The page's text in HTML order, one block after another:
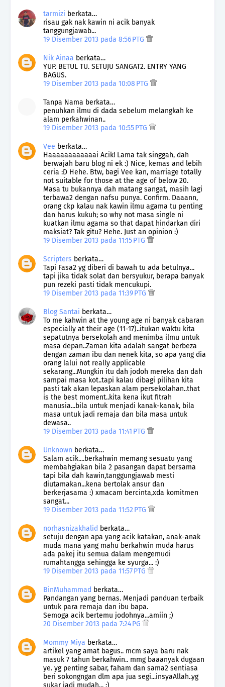
tarmizi berkata…
risau gak nak kawin ni acik banyak
tanggungjawab...
19 Disember 2013 pada 8:56 PTG
Nik Ainaa berkata…
YUP. BETUL TU. SETUJU SANGAT2. ENTRY YANG
BAGUS.
19 Disember 2013 pada 10:08 PTG
Tanpa Nama berkata…
penuhkan ilmu di dada sebelum melangkah ke
alam perkahwinan..
19 Disember 2013 pada 10:55 PTG
Vee berkata…
Haaaaaaaaaaaai Acik! Lama tak singgah, dah
berwajah baru blog ni ek :) Nice, kemas and lebih
ceria :D Hehe. Btw, bagi Vee kan, marriage totally
not suitable for those at the age of below 20.
Masa tu bukannya dah matang sangat, masih lagi
terbawa2 dengan nafsu punya. Confirm. Daaann,
orang ckp kalau nak kawin ilmu agama tu penting
dan harus kukuh; so why not masa single ni
kuatkan ilmu agama so that dapat hindarkan diri
maksiat? Tak gitu? Hehe. Just an opinion :)
19 Disember 2013 pada 11:15 PTG
Scripters berkata…
Tapi Fasa2 yg diberi di bawah tu ada betulnya...
tapi jika tidak solat dan bersyukur, berapa banyak
pun rezeki pasti tidak mencukupi.
19 Disember 2013 pada 11:39 PTG
Blog Santai berkata…
To me kahwin at the young age ni banyak cabaran
especially at their age (11-17)..itukan waktu kita
sepatutnya bersekolah and menimba ilmu untuk
masa depan..Zaman kita adalah sangat berbeza
dengan zaman ibu dan nenek kita, so apa yang dia
orang lalui not really applicable
sekarang...Mungkin itu dah jodoh mereka dan dah
sampai masa kot..tapi kalau dibagi pilihan kita
pasti tak akan lepaskan alam persekolahan..that
is the best moment..kita kena ikut fitrah
manusia...bila untuk menjadi kanak-kanak, bila
masa untuk jadi remaja dan bila masa untuk
dewasa..
19 Disember 2013 pada 11:41 PTG
Unknown berkata…
Salam acik....berkahwin memang sesuatu yang
membahgiakan bila 2 pasangan dapat bersama
tapi bila dah kawin,tanggungjawab mesti
diutamakan...kena bertolak ansur dan
berkerjasama :) xmacam bercinta,xda komitmen
sangat...
19 Disember 2013 pada 11:52 PTG
norhasnizakhalid berkata…
setuju dengan apa yang acik katakan, anak-anak
muda mana yang mahu berkahwin muda harus
ada pakej itu semua dalam mengemudi
rumahtangga sehingga ke syurga... :)
19 Disember 2013 pada 11:57 PTG
BinMuhammad berkata…
Pandangan yang bernas. Menjadi panduan terbaik
untuk para remaja dan ibu bapa.
Semoga acik bertemu jodohnya...amiin ;)
20 Disember 2013 pada 7:24 PG
Mommy Miya berkata…
artikel yang amat bagus.. mcm saya baru nak
masuk 7 tahun berkahwin.. mmg baaanyak dugaan
ye. yg penting sabar, faham dan sama2 sentiasa
beri sokongngan dlm apa jua segi...insyaAllah..yg
sukar jadi mudah... :)